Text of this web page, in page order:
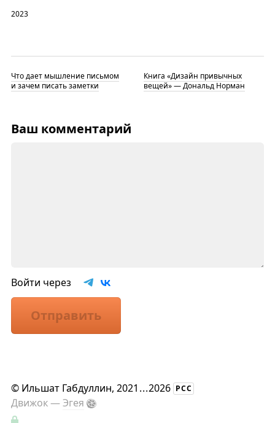
2023
Что дает мышление письмом
и зачем писать заметки
Книга «Дизайн привычных
вещей» — Дональд Норман
Ваш комментарий
Войти через
Отправить
© Ильшат Габдуллин, 2021 ...2026 РСС
Движок —Эгея